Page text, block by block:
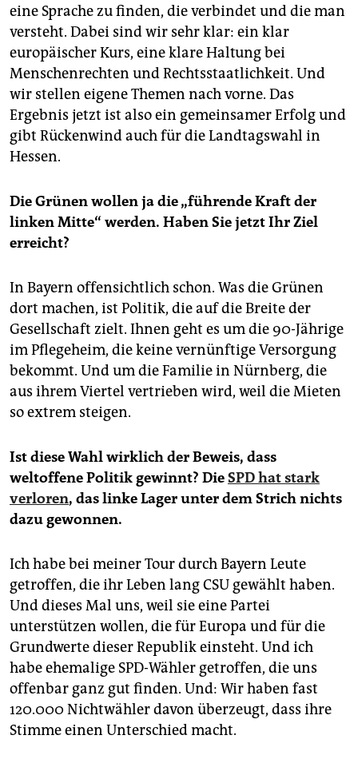
eine Sprache zu finden, die verbindet und die man
versteht. Dabei sind wir sehr klar: ein klar
europäischer Kurs, eine klare Haltung bei
Menschenrechten und Rechtsstaatlichkeit. Und
wir stellen eigene Themen nach vorne. Das
Ergebnis jetzt ist also ein gemeinsamer Erfolg und
gibt Rückenwind auch für die Landtagswahl in
Hessen.
Die Grünen wollen ja die „führende Kraft der
linken Mitte“ werden. Haben Sie jetzt Ihr Ziel
erreicht?
In Bayern offensichtlich schon. Was die Grünen
dort machen, ist Politik, die auf die Breite der
Gesellschaft zielt. Ihnen geht es um die 90-Jährige
im Pflegeheim, die keine vernünftige Versorgung
bekommt. Und um die Familie in Nürnberg, die
aus ihrem Viertel vertrieben wird, weil die Mieten
so extrem steigen.
Ist diese Wahl wirklich der Beweis, dass
weltoffene Politik gewinnt? DieSPD hat stark
verloren, das linke Lager unter dem Strich nichts
dazu gewonnen.
Ich habe bei meiner Tour durch Bayern Leute
getroffen, die ihr Leben lang CSU gewählt haben.
Und dieses Mal uns, weil sie eine Partei
unterstützen wollen, die für Europa und für die
Grundwerte dieser Republik einsteht. Und ich
habe ehemalige SPD-Wähler getroffen, die uns
offenbar ganz gut finden. Und: Wir haben fast
120.000 Nichtwähler davon überzeugt, dass ihre
Stimme einen Unterschied macht.